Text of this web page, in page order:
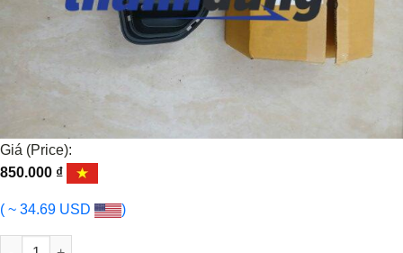
Giá (Price):
850.000 ₫
( ~ 34.69 USD )
ỐP ĐÈN SƯƠNG MÙ FORD EVEREST 2022-2026 | N1VZ15266D